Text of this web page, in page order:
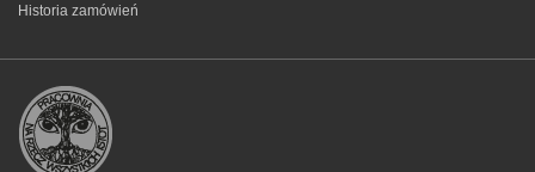
Historia zamówień